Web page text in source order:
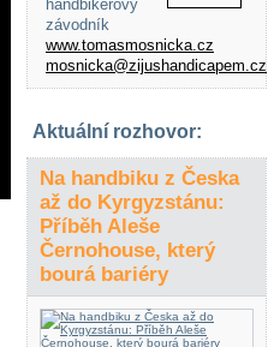
handbikerový
závodník
www.tomasmosnicka.cz
mosnicka@zijushandicapem.cz
Aktuální rozhovor:
Na handbiku z Česka
až do Kyrgyzstánu:
Příběh Aleše
Černohouse, který
bourá bariéry